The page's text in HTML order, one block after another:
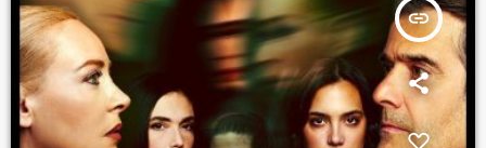
insert_link